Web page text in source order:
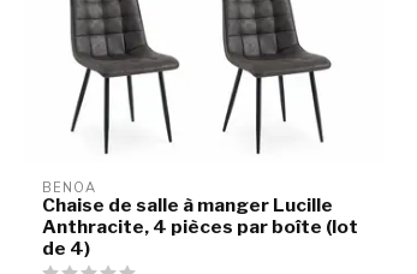
BENOA
Chaise de salle à manger Lucille
Anthracite, 4 pièces par boîte (lot
de 4)